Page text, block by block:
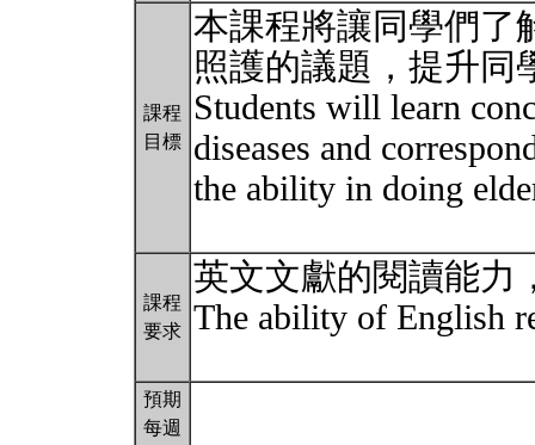
課程
目標
本課程將讓同學們了
照護的議題，提升同
Students will learn
diseases and
the ability in doing
課程
要求
英文文獻的閱讀能力
The ability of English
預期
每週